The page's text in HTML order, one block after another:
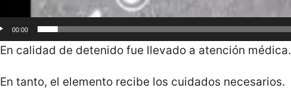
00:00
En calidad de detenido fue llevado a atención médica.
En tanto, el elemento recibe los cuidados necesarios.